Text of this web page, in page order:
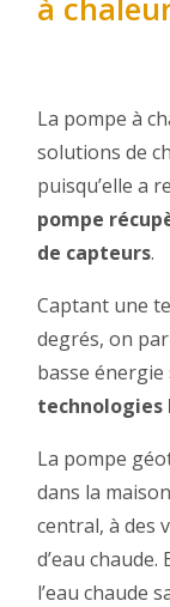
La pompe à
solutions de
puisqu’elle a
pompe
de capteurs.
Captant une
degrés, on
basse énergie
technologies
La pompe
dans la
central, à des
d’eau
l’eau chaude